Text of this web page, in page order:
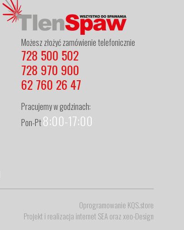
Możesz złożyć zamówienie telefonicznie
728 500 502
728 970 900
62 760 26 47
Pracujemy w godzinach:
Pon-Pt8:00-17:00
Oprogramowanie KQS.store
Projekt i realizacja internet SEA orazxeo-Design